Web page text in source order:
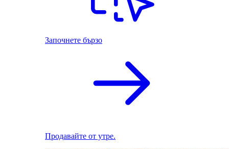
Започнете бързо
Продавайте от утре.